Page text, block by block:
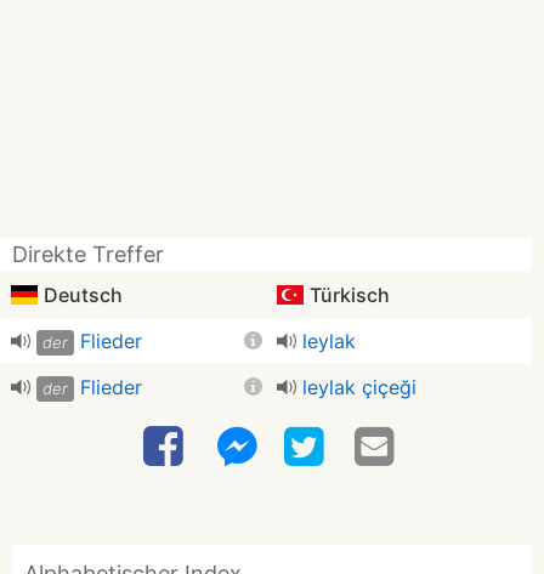
Direkte Treffer
Deutsch Türkisch
der Flieder leylak
der Flieder leylak çiçeği